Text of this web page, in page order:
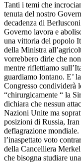
Tanti i temi che
tenuta del nostro
decadenza di
Governo lavora e
una vittoria del popolo
della Ministra
vorrebbero dirle che
mentre riflettiamo
guardiamo lontano. E’
Congresso condividerà
“chirurgicamente “ la
dichiara che nessun
Nazioni Unite ma
posizioni di Russia,
deflagrazione
l’inaspettato voto
della Cancelliera
che bisogna studiare